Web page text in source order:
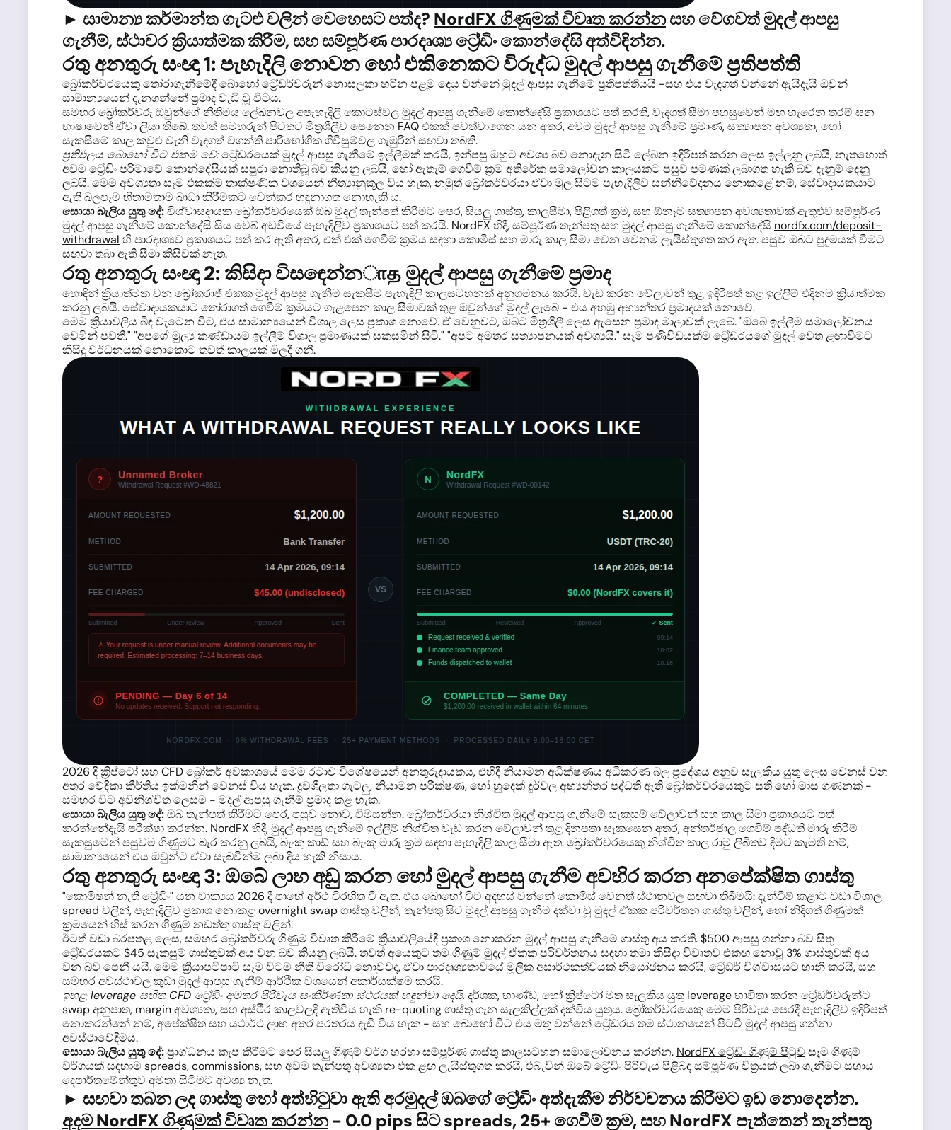
► සාමාන්‍ය කර්මාන්ත ගැටළු වලින් වෙහෙසට පත්ද? NordFX ගිණුමක් විවෘත කරන්නසහ වේගවත් මුදල් ආපසු
ගැනීම්, ස්ථාවර ක්‍රියාත්මක කිරීම, සහ සම්පූර්ණ පාරදෘශ්‍ය ට්‍රේඩිං කොන්දේසි අත්විඳින්න.
රතු අනතුරු සංඥා 1: පැහැදිලි නොවන හෝ එකිනෙකට විරුද්ධ මුදල් ආපසු ගැනීමේ ප්‍රතිපත්ති
බ්‍රෝකර්වරයෙකු තෝරාගැනීමේදී බොහෝ ට්‍රේඩර්වරුන් නොසලකා හරින පළමු දෙය වන්නේ මුදල් ආපසු ගැනීමේ ප්‍රතිපත්තියයි -සහ එය වැදගත් වන්නේ ඇයිදැයි ඔවුන්
සාමාන්‍යයෙන් දැනගන්නේ ප්‍රමාද වැඩි වූ විටය.
සමහර බ්‍රෝකර්වරු ඔවුන්ගේ නීතිමය ලේඛනවල අපැහැදිලි කොටස්වල මුදල් ආපසු ගැනීමේ කොන්දේසි ප්‍රකාශයට පත් කරති, වැදගත් සීමා පහසුවෙන් මඟ හැරෙන තරම් ඝන
භාෂාවෙන් ඒවා ලියා තිබේ. තවත් සමහරුන් පිටතට මිත්‍රශීලීව පෙනෙන FAQ එකක් පවත්වාගෙන යන අතර, අවම මුදල් ආපසු ගැනීමේ ප්‍රමාණ, සත්‍යාපන අවශ්‍යතා, හෝ
සැකසීමේ කාල කවුළු වැනි වැදගත් වගන්ති පාරිභෝගික ගිවිසුම්වල ගැඹුරින් සඟවා තබති.
ප්‍රතිඵලය බොහෝ විට එකම වේ:ට්‍රේඩරයෙක් මුදල් ආපසු ගැනීමේ ඉල්ලීමක් කරයි, ඉන්පසු ඔහුට අවශ්‍ය බව නොදැන සිටි ලේඛන ඉදිරිපත් කරන ලෙස ඉල්ලනු ලබයි, නැතහොත්
අවම ට්‍රේඩිං පරිමාවේ කොන්දේසියක් සපුරා නොතිබූ බව කියනු ලබයි, හෝ ඇතැම් ගෙවීම් ක්‍රම අතිරේක සමාලෝචන කාලයකට පසුව පමණක් ලබාගත හැකි බව දැනුම් දෙනු
ලබයි. මෙම අවශ්‍යතා සෑම එකක්ම තාක්ෂණික වශයෙන් නීත්‍යානුකූල විය හැක, නමුත් බ්‍රෝකර්වරයා ඒවා මුල සිටම පැහැදිලිව සන්නිවේදනය නොකළේ නම්, සේවාදායකයාට
ඇති බලපෑම හිතාමතාම බාධා කිරීමකට වෙන්කර හඳුනාගත නොහැකි ය.
සොයා බැලිය යුතු දේ:විශ්වාසදායක බ්‍රෝකර්වරයෙක් ඔබ මුදල් තැන්පත් කිරීමට පෙර, සියලු ගාස්තු, කාලසීමා, පිළිගත් ක්‍රම, සහ ඕනෑම සත්‍යාපන අවශ්‍යතාවක් ඇතුළුව සම්පූර්ණ
මුදල් ආපසු ගැනීමේ කොන්දේසි සිය වෙබ් අඩවියේ පැහැදිලිව ප්‍රකාශයට පත් කරයි. NordFX හිදී, සම්පූර්ණ තැන්පතු සහ මුදල් ආපසු ගැනීමේ කොන්දේසි nordfx.com/deposit-
withdrawal හි පාරදෘශ්‍යව ප්‍රකාශයට පත් කර ඇති අතර, එක් එක් ගෙවීම් ක්‍රමය සඳහා කොමිස් සහ මාරු කාල සීමා වෙන වෙනම ලැයිස්තුගත කර ඇත. පසුව ඔබට පුදුමයක් වීමට
සඟවා තබා ඇති සීමා කිසිවක් නැත.
රතු අනතුරු සංඥා 2: කිසිදා විසඳෙන්නாத මුදල් ආපසු ගැනීමේ ප්‍රමාද
හොඳින් ක්‍රියාත්මක වන බ්‍රෝකරාජ් එකක මුදල් ආපසු ගැනීම සැකසීම පැහැදිලි කාලසටහනක් අනුගමනය කරයි. වැඩ කරන වේලාවන් තුළ ඉදිරිපත් කළ ඉල්ලීම් එදිනම ක්‍රියාත්මක
කරනු ලබයි. සේවාදායකයාට තෝරාගත් ගෙවීම් ක්‍රමයට ගැළපෙන කාල සීමාවක් තුළ ඔවුන්ගේ මුදල් ලැබේ - එය අහඹු අභ්‍යන්තර ප්‍රමාදයක් නොවේ.
මෙම ක්‍රියාවලිය බිඳ වැටෙන විට, එය සාමාන්‍යයෙන් විශාල ලෙස ප්‍රකාශ නොවේ. ඒ වෙනුවට, ඔබට මිත්‍රශීලී ලෙස ඇසෙන ප්‍රමාද මාලාවක් ලැබේ. "ඔබේ ඉල්ලීම සමාලෝචනය
වෙමින් පවතී." "අපගේ මුල්‍ය කණ්ඩායම ඉල්ලීම් විශාල ප්‍රමාණයක් සකසමින් සිටී." "අපට අමතර සත්‍යාපනයක් අවශ්‍යයි." සෑම පණිවිඩයක්ම ට්‍රේඩරයගේ මුදල් වෙත ළඟාවීමට
කිසිදු වර්ධනයක් නොකොට තවත් කාලයක් මිලදී ගනී.
2026 දී ක්‍රිප්ටෝ සහ CFD බ්‍රෝකර් අවකාශයේ මෙම රටාව විශේෂයෙන් අනතුරුදායකය, එහිදී නියාමන අධීක්ෂණය අධිකරණ බල ප්‍රදේශය අනුව සැලකිය යුතු ලෙස වෙනස් වන
අතර වේදිකා කීර්තිය ඉක්මනින් වෙනස් විය හැක. ද්‍රවශීලතා ගැටලු, නියාමන පරීක්ෂණ, හෝ හුදෙක් දුර්වල අභ්‍යන්තර පද්ධති ඇති බ්‍රෝකර්වරයෙකුට සති හෝ මාස ගණනක් -
සමහර විට අවිනිශ්චිත ලෙසම - මුදල් ආපසු ගැනීම් ප්‍රමාද කළ හැක.
සොයා බැලිය යුතු දේ:ඔබ තැන්පත් කිරීමට පෙර, පසුව නොව, විමසන්න. බ්‍රෝකර්වරයා නිශ්චිත මුදල් ආපසු ගැනීමේ සැකසුම් වේලාවන් සහ කාල සීමා ප්‍රකාශයට පත්
කරන්නේදැයි පරීක්ෂා කරන්න. NordFX හිදී, මුදල් ආපසු ගැනීමේ ඉල්ලීම් නිශ්චිත වැඩ කරන වේලාවන් තුළ දිනපතා සැකසෙන අතර, අන්තර්ජාල ගෙවීම් පද්ධති මාරු කිරීම්
සැකසුමෙන් පසුවම ගිණුමට බැර කරනු ලබයි, බැංකු කාඩ් සහ බැංකු මාරු ක්‍රම සඳහා පැහැදිලි කාල සීමා ඇත. බ්‍රෝකර්වරයෙකු නිශ්චිත කාල රාමු ලිඛිතව දීමට කැමති නම්,
සාමාන්‍යයෙන් එය ඔවුන්ට ඒවා සැබවින්ම ලබා දිය හැකි නිසාය.
රතු අනතුරු සංඥා 3: ඔබේ ලාභ අඩු කරන හෝ මුදල් ආපසු ගැනීම අවහිර කරන අනපේක්ෂිත ගාස්තු
"කොමිෂන් නැති ට්‍රේඩිං" යන වාක්‍යය 2026 දී පාහේ අර්ථ විරහිත වී ඇත. එය බොහෝ විට අදහස් වන්නේ කොමිස් වෙනත් ස්ථානවල සඟවා තිබීමයි: දැන්වීම් කළාට වඩා විශාල
spread වලින්, පැහැදිලිව ප්‍රකාශ නොකළ overnight swap ගාස්තු වලින්, තැන්පතු සිට මුදල් ආපසු ගැනීම දක්වා වූ මුදල් ඒකක පරිවර්තන ගාස්තු වලින්, හෝ නිදිගත් ගිණුමක්
ක්‍රමයෙන් හිස් කරන ගිණුම් නඩත්තු ගාස්තු වලින්.
ඊටත් වඩා බරපතළ ලෙස, සමහර බ්‍රෝකර්වරු ගිණුම විවෘත කිරීමේ ක්‍රියාවලියේදී ප්‍රකාශ නොකරන මුදල් ආපසු ගැනීමේ ගාස්තු අය කරති. $500 ආපසු ගන්නා බව සිතූ
ට්‍රේඩරයකට $45 සැකසුම් ගාස්තුවක් අය වන බව කියනු ලබයි. තවත් අයෙකුට තම ගිණුම් මුදල් ඒකක පරිවර්තනය සඳහා තමා කිසිදා විවෘතව එකඟ නොවූ 3% ගාස්තුවක් අය
වන බව පෙනී යයි. මෙම ක්‍රියාපටිපාටි සෑම විටම නීති විරෝධී නොවුවද, ඒවා පාරදෘශ්‍යතාවයේ මූලික අසාර්ථකත්වයක් නියෝජනය කරයි, ට්‍රේඩර් විශ්වාසයට හානි කරයි, සහ
සමහර අවස්ථාවල කුඩා මුදල් ආපසු ගැනීම් ආර්ථික වශයෙන් අකාර්යක්ෂම කරයි.
ඉහළ leverage සහිත CFD ට්‍රේඩිං අමතර පිරිවැය සංකීර්ණතා ස්ථරයක් හඳුන්වා දෙයි. දර්ශක, භාණ්ඩ, හෝ ක්‍රිප්ටෝ මත සැලකිය යුතු leverage භාවිතා කරන ට්‍රේඩර්වරුන්ට
swap අනුපාත, margin අවශ්‍යතා, සහ අස්ථිර කාලවලදී ඇතිවිය හැකි re-quoting ගාස්තු ගැන සැලකිල්ලක් දක්විය යුතුය. බ්‍රෝකර්වරයෙකු මෙම පිරිවැය පෙරදී පැහැදිලිව ඉදිරිපත්
නොකරන්නේ නම්, අපේක්ෂිත සහ යථාර්ථ ලාභ අතර පරතරය දැඩි විය හැක - සහ බොහෝ විට එය මතු වන්නේ ට්‍රේඩරය තම ස්ථානයෙන් පිටවී මුදල් ආපසු ගන්නා
අවස්ථාවේදීමය.
සොයා බැලිය යුතු දේ:ප්‍රාග්ධනය කැප කිරීමට පෙර සියලු ගිණුම් වර්ග හරහා සම්පූර්ණ ගාස්තු කාලසටහන සමාලෝචනය කරන්න. NordFX ට්‍රේඩිං ගිණුම් පිටුව සෑම ගිණුම්
වර්ගයක් සඳහාම spreads, commissions, සහ අවම තැන්පතු අවශ්‍යතා එක ළඟ ලැයිස්තුගත කරයි, එබැවින් ඔබේ ට්‍රේඩිං පිරිවැය පිළිබඳ සම්පූර්ණ චිත්‍රයක් ලබා ගැනීමට සහාය
දෙපාර්තමේන්තුව අමතා සිටීමට අවශ්‍ය නැත.
► සඟවා තබන ලද ගාස්තු හෝ අත්හිටුවා ඇති අරමුදල් ඔබගේ ට්‍රේඩිං අත්දැකීම නිර්වචනය කිරීමට ඉඩ නොදෙන්න.
අදම NordFX ගිණුමක් විවෘත කරන්න- 0.0 pips සිට spreads, 25+ ගෙවීම් ක්‍රම, සහ NordFX පැත්තෙන් තැන්පතු